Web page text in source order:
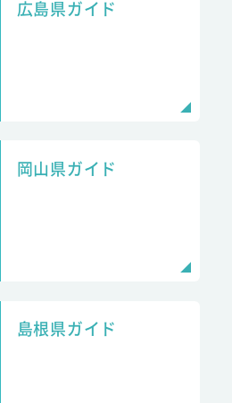
広島県ガイド
岡山県ガイド
島根県ガイド